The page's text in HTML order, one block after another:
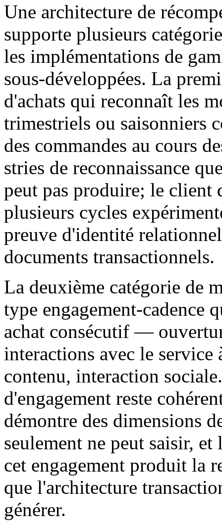
Une architecture de
supporte plusieurs
les implémentations de
sous-développées. La
d'achats qui reconnaît les
trimestriels ou saisonniers
des commandes au cours
stries de reconnaissance
peut pas produire; le client
plusieurs cycles
preuve d'identité
documents transactionnels.
La deuxième catégorie de
type engagement-cadence
achat consécutif —
interactions avec le service
contenu, interaction
d'engagement reste
démontre des dimensions
seulement ne peut saisir,
cet engagement produit la
que l'architecture
générer.